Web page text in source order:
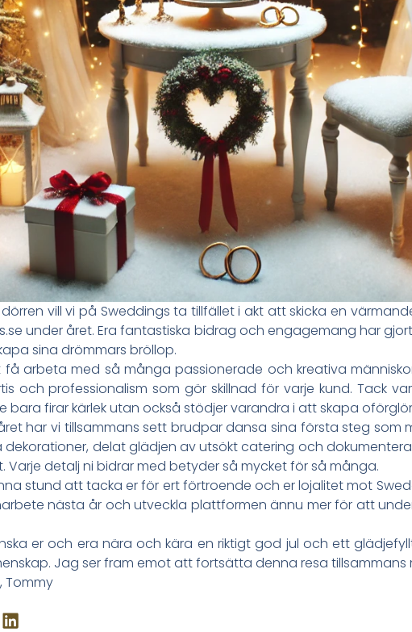
vill vi på Sweddings ta tillfället i akt att skicka en
under året. Era fantastiska bidrag och engagemang har
sina drömmars bröllop.
arbeta med så många passionerade och kreativa
och professionalism som gör skillnad för varje kund. Tack
bara firar kärlek utan också stödjer varandra i att skapa
har vi tillsammans sett brudpar dansa sina första steg som
delat glädjen av utsökt catering och
Varje detalj ni bidrar med betyder så mycket för så många.
stund att tacka er för ert förtroende och er lojalitet mot
nästa år och utveckla plattformen ännu mer för att
er och era nära och kära en riktigt god jul och ett
Jag ser fram emot att fortsätta denna resa tillsammans
Tommy